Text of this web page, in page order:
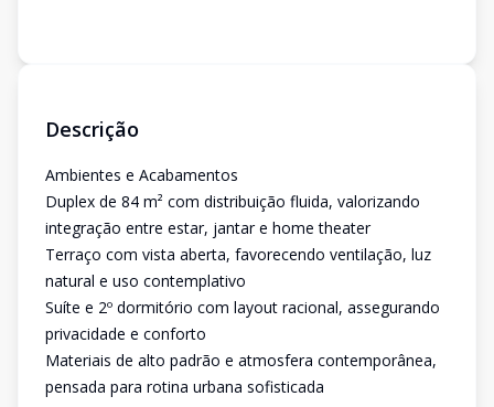
Descrição
Ambientes e Acabamentos
Duplex de 84 m² com distribuição fluida, valorizando
integração entre estar, jantar e home theater
Terraço com vista aberta, favorecendo ventilação, luz
natural e uso contemplativo
Suíte e 2º dormitório com layout racional, assegurando
privacidade e conforto
Materiais de alto padrão e atmosfera contemporânea,
pensada para rotina urbana sofisticada